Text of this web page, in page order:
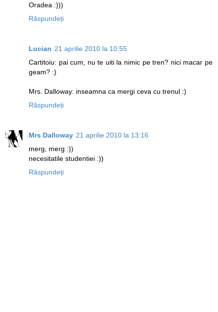
Oradea :)))
Răspundeți
Lucian 21 aprilie 2010 la 10:55
Cartitoiu: pai cum, nu te uiti la nimic pe tren? nici macar pe
geam? :)
Mrs. Dalloway: inseamna ca mergi ceva cu trenul :)
Răspundeți
Mrs Dalloway 21 aprilie 2010 la 13:16
merg, merg :))
necesitatile studentiei :))
Răspundeți